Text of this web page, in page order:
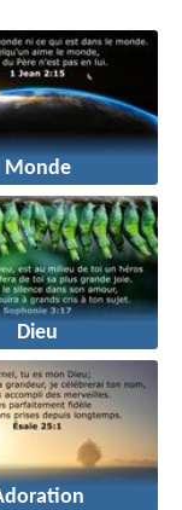
Monde
Dieu